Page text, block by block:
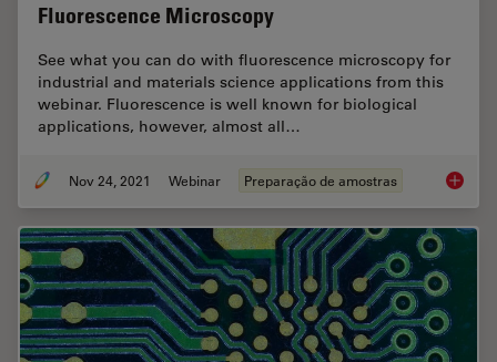
Fluorescence Microscopy
See what you can do with fluorescence microscopy for
industrial and materials science applications from this
webinar. Fluorescence is well known for biological
applications, however, almost all…
Nov 24, 2021 Webinar Preparação de amostras How